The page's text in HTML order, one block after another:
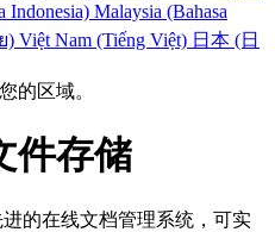
Indonesia) Malaysia (Bahasa
) Việt Nam (Tiếng Việt) 日本 (日
的区域。
件存储
的在线文档管理系统，可实